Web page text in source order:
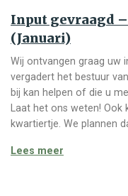
Input gevraagd
(Januari)
Wij ontvangen graag uw
vergadert het bestuur
bij kan helpen of die u
Laat het ons weten!
kwartiertje. We plannen
Lees meer